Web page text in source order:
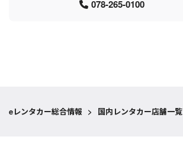
078-265-0100
eレンタカー総合情報 > 国内レンタカー店舗一覧